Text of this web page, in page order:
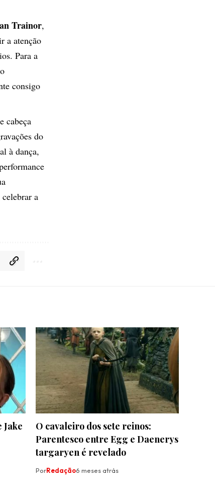
Trainor,
a atenção
Para a
consigo
cabeça
do
à dança,
a
O cavaleiro dos sete reinos:
Parentesco entre Egg e Daenerys
targaryen é revelado
PorRedação6 meses atrás